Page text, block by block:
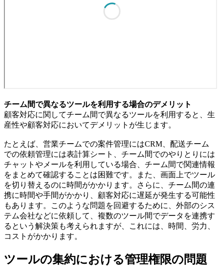
チーム間で異なるツールを利用する場合のデメリット
顧客対応に関してチーム間で異なるツールを利用すると、生
産性や顧客対応においてデメリットが生じます。
たとえば、営業チームでの案件管理にはCRM、配送チーム
での依頼管理には表計算シート、チーム間でのやりとりには
チャットやメールを利用している場合、チーム間で関連情報
をまとめて確認することは困難です。また、画面上でツール
を切り替えるのに時間がかかります。さらに、チーム間の連
携に時間や手間がかかり、顧客対応に遅延が発生する可能性
もあります。このような問題を回避するために、外部のシス
テム会社などに依頼して、複数のツール間でデータを連携す
るという解決策も考えられますが、これには、時間、労力、
コストがかかります。
ツールの集約における管理権限の問題